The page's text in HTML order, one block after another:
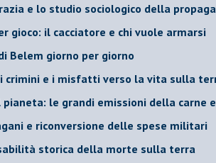
e lo studio sociologico della
gioco: il cacciatore e chi vuole armarsi
Belem giorno per giorno
i crimini e i misfatti verso la vita sulla
le grandi emissioni della carne
e riconversione delle spese militari
storica della morte sulla terra